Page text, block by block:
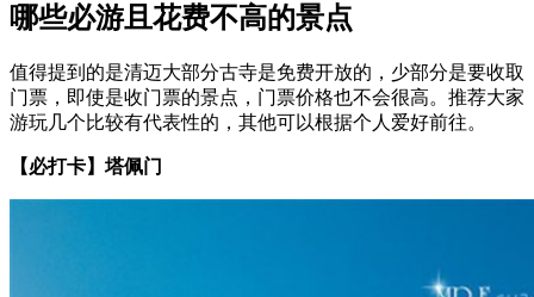
哪些必游且花费不高的景点
值得提到的是清迈大部分古寺是免费开放的，少部分是要收取
门票，即使是收门票的景点，门票价格也不会很高。推荐大家
游玩几个比较有代表性的，其他可以根据个人爱好前往。
【必打卡】塔佩门